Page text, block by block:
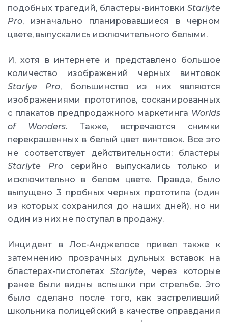
подобных трагедий, бластеры-винтовки Starlyte
Pro, изначально планировавшиеся в черном
цвете, выпускались исключительного белыми.
И, хотя в интернете и представлено большое
количество изображений черных винтовок
Starlye Pro, большинство из них являются
изображениями прототипов, сосканированных
с плакатов предпродажного маркетинга Worlds
of Wonders. Также, встречаются снимки
перекрашенных в белый цвет винтовок. Все это
не соответствует действительности: бластеры
Starlyte Proсерийно выпускались только и
исключительно в белом цвете. Правда, было
выпущено 3 пробных черных прототипа (один
из которых сохранился до наших дней), но ни
один из них не поступал в продажу.
Инцидент в Лос-Анджелосе привел также к
затемнению прозрачных дульных вставок на
бластерах-пистолетахStarlyte, через которые
ранее были видны вспышки при стрельбе. Это
было сделано после того, как застреливший
школьника полицейский в качестве оправдания